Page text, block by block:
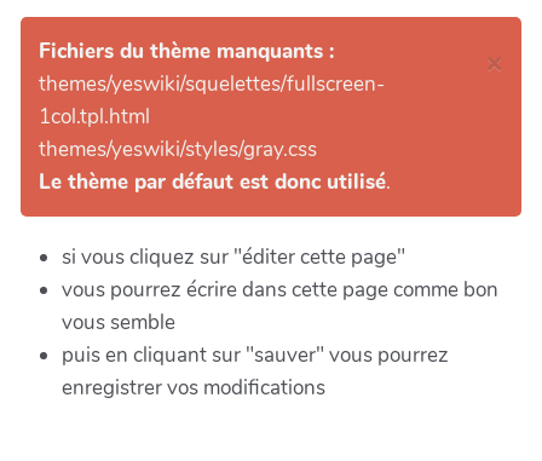
×
Fichiers du thème manquants :
themes/yeswiki/squelettes/fullscreen-
1col.tpl.html
themes/yeswiki/styles/gray.css
Le thème par défaut est donc utilisé.
si vous cliquez sur "éditer cette page"
vous pourrez écrire dans cette page comme bon
vous semble
puis en cliquant sur "sauver" vous pourrez
enregistrer vos modifications